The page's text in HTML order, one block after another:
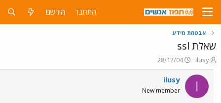
התחבר הירשם
אבטחת מידע
שאלת ssl
פ
ו
ת
ח
ה
ilusy
פ
ו
28/12/04
I
ilusy
New member